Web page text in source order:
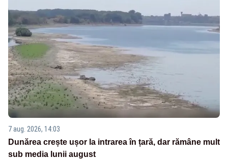
7 aug. 2026, 14:03
Dunărea crește ușor la intrarea în țară, dar rămâne mult
sub media lunii august